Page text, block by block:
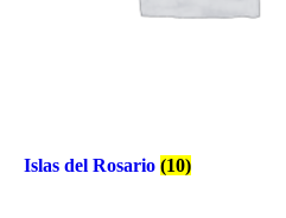
Islas del Rosario(10)